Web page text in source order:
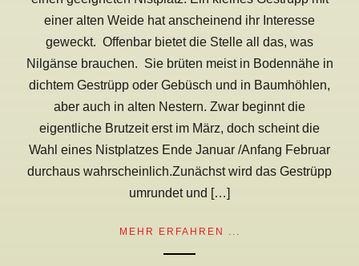
einer alten Weide hat anscheinend ihr Interesse
geweckt. Offenbar bietet die Stelle all das, was
Nilgänse brauchen. Sie brüten meist in Bodennähe in
dichtem Gestrüpp oder Gebüsch und in Baumhöhlen,
aber auch in alten Nestern. Zwar beginnt die
eigentliche Brutzeit erst im März, doch scheint die
Wahl eines Nistplatzes Ende Januar /Anfang Februar
durchaus wahrscheinlich.Zunächst wird das Gestrüpp
umrundet und […]
MEHR ERFAHREN ...